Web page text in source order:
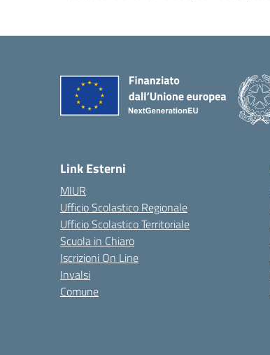
Link Esterni
MIUR
Ufficio Scolastico Regionale
Ufficio Scolastico Territoriale
Scuola in Chiaro
Iscrizioni On Line
Invalsi
Comune